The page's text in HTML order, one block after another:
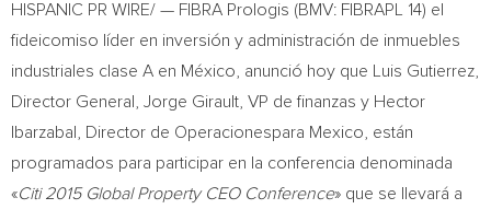
HISPANIC PR WIRE/ — FIBRA Prologis (BMV: FIBRAPL 14) el
fideicomiso líder en inversión y administración de inmuebles
industriales clase A en México, anunció hoy que Luis Gutierrez,
Director General, Jorge Girault, VP de finanzas y Hector
Ibarzabal, Director de Operacionespara Mexico, están
programados para participar en la conferencia denominada
«Citi 2015 Global Property CEO Conference» que se llevará a